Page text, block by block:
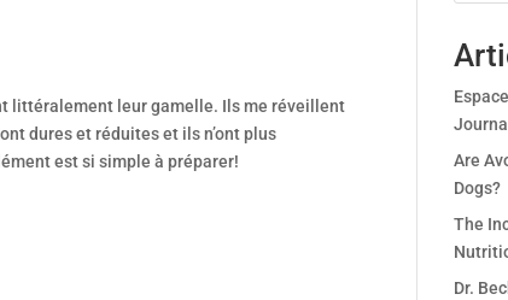
littéralement leur gamelle. Ils me réveillent
dures et réduites et ils n’ont plus
est si simple à préparer!
Are
Dogs?
The
Dr.